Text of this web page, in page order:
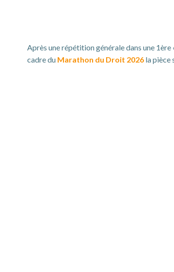
Après une répétition générale dans une
cadre du Marathon du Droit 2026 la pièce